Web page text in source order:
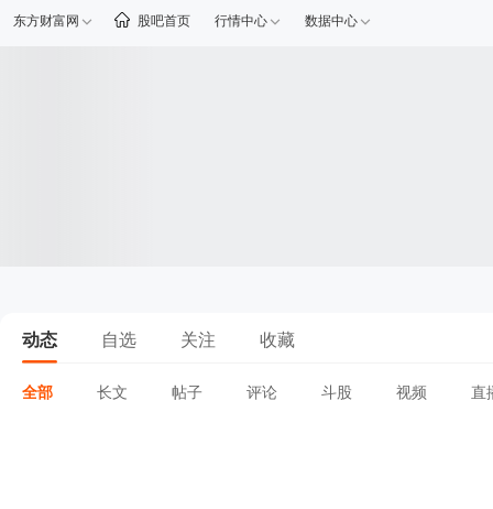
东方财富网 股吧首页 行情中心 数据中心
动态 自选 关注 收藏
全部 长文 帖子 评论 斗股 视频 直